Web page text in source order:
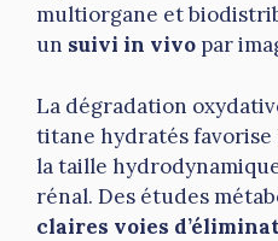
multiorgane et
un suivi in vivo par
La dégradation
titane hydratés favorise
la taille
rénal. Des études
claires voies